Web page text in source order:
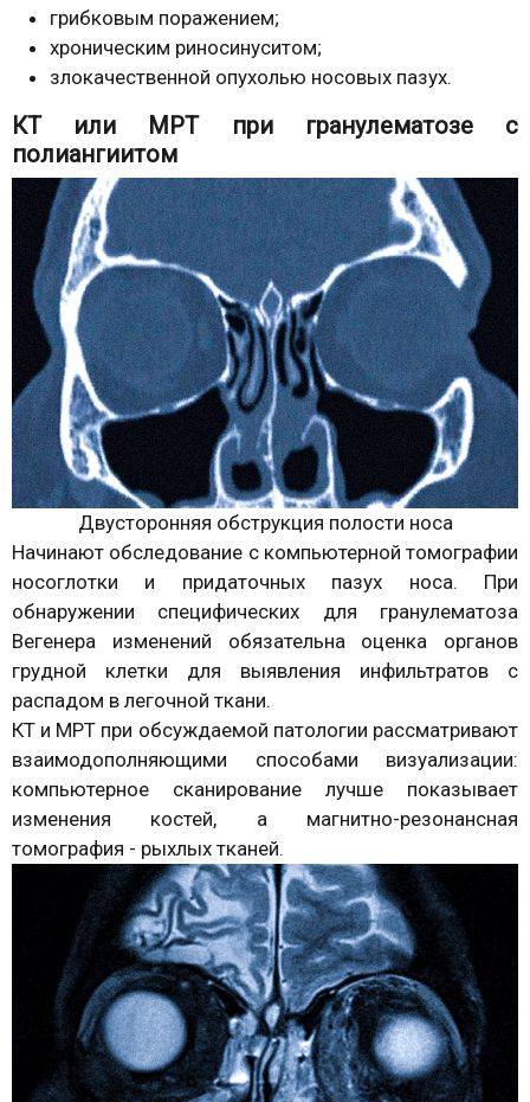
грибковым поражением;
хроническим риносинуситом;
злокачественной опухолью носовых пазух.
КТ или МРТ при гранулематозе с
полиангиитом
Двусторонняя обструкция полости носа
Начинают обследование с компьютерной томографии
носоглотки и придаточных пазух носа. При
обнаружении специфических для гранулематоза
Вегенера изменений обязательна оценка органов
грудной клетки для выявления инфильтратов с
распадом в легочной ткани.
КТ и МРТ при обсуждаемой патологии рассматривают
взаимодополняющими способами визуализации:
компьютерное сканирование лучше показывает
изменения костей, а магнитно-резонансная
томография - рыхлых тканей.